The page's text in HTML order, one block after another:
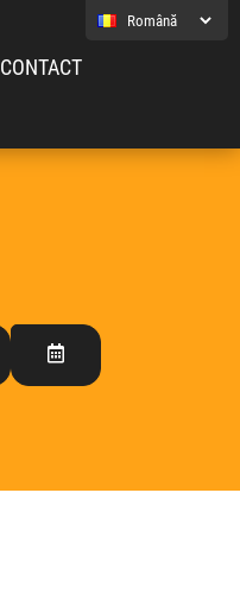
CONTACT